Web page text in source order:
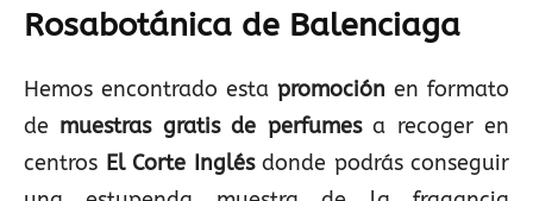
Rosabotánica de Balenciaga
Hemos encontrado esta promoción en formato
de muestras gratis de perfumesa recoger en
centros El Corte Inglésdonde podrás conseguir